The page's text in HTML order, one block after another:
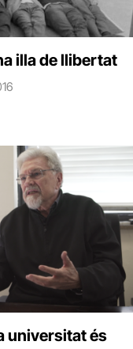
illa de llibertat
universitat és